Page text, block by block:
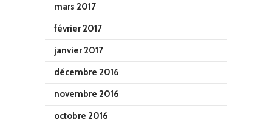
mars 2017
février 2017
janvier 2017
décembre 2016
novembre 2016
octobre 2016